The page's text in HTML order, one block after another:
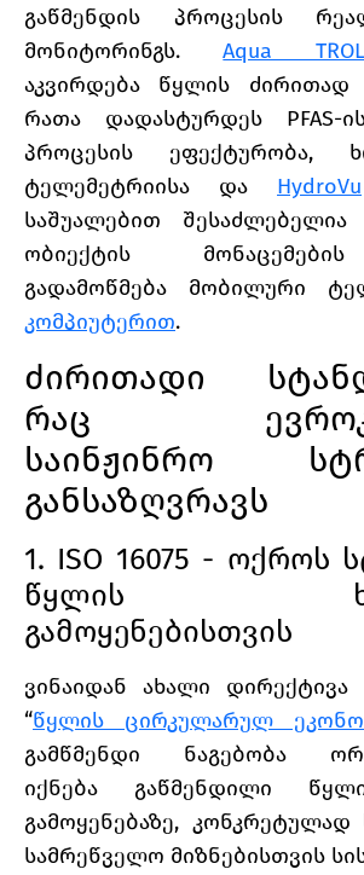
გაწმენდის პროცესის
მონიტორინგს.Aqua
აკვირდება წყლის ძირითად
რათა დადასტურდეს PFAS-
პროცესის
ტელემეტრიისა და HydroVu
საშუალებით შესაძლებელია
ობიექტის
გადამოწმება მობილური
კომპიუტერით.
ძირითადი
რაც
საინჟინრო
განსაზღვრავს
1. ISO 16075 - ოქროს
წყლის
გამოყენებისთვის
ვინაიდან ახალი
“წყლის ცირკულარულ
გამწმენდი ნაგებობა
იქნება გაწმენდილი
გამოყენებაზე, კონკრეტულად
სამრეწველო მიზნებისთვის